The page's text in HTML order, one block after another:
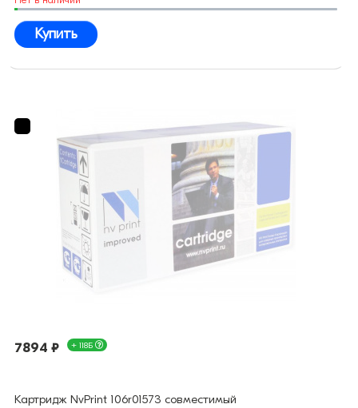
Купить
7894 ₽ + 118Б
Картридж NvPrint 106r01573 совместимый